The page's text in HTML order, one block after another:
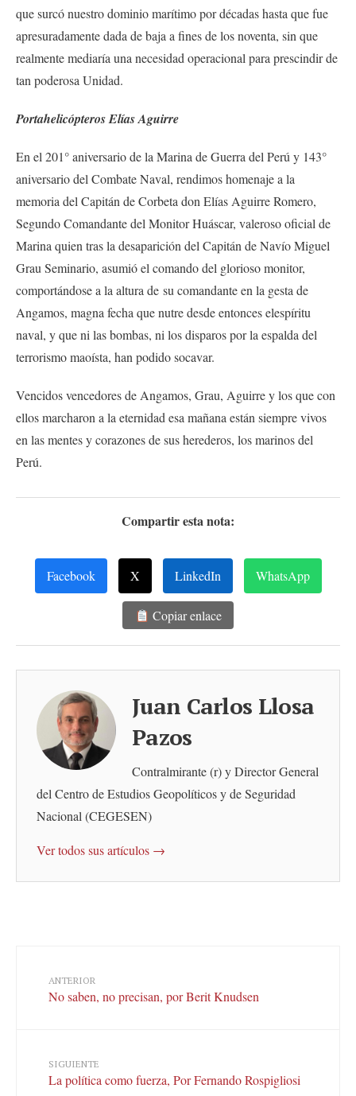
que surcó nuestro dominio marítimo por décadas hasta que fue
apresuradamente dada de baja a fines de los noventa, sin que
realmente mediaría una necesidad operacional para prescindir de
tan poderosa Unidad.
Portahelicópteros Elías Aguirre
En el 201° aniversario de la Marina de Guerra del Perú y 143°
aniversario del Combate Naval, rendimos homenaje a la
memoria del Capitán de Corbeta don Elías Aguirre Romero,
Segundo Comandante del Monitor Huáscar, valeroso oficial de
Marina quien tras la desaparición del Capitán de Navío Miguel
Grau Seminario, asumió el comando del glorioso monitor,
comportándose a la altura de su comandante en la gesta de
Angamos, magna fecha que nutre desde entonces elespíritu
naval, y que ni las bombas, ni los disparos por la espalda del
terrorismo maoísta, han podido socavar.
Vencidos vencedores de Angamos, Grau, Aguirre y los que con
ellos marcharon a la eternidad esa mañana están siempre vivos
en las mentes y corazones de sus herederos, los marinos del
Perú.
Compartir esta nota:
Facebook X LinkedIn WhatsApp
Copiar enlace
Juan Carlos Llosa
Pazos
Contralmirante (r) y Director General
del Centro de Estudios Geopolíticos y de Seguridad
Nacional (CEGESEN)
Ver todos sus artículos →
ANTERIOR
No saben, no precisan, por Berit Knudsen
SIGUIENTE
La política como fuerza, Por Fernando Rospigliosi